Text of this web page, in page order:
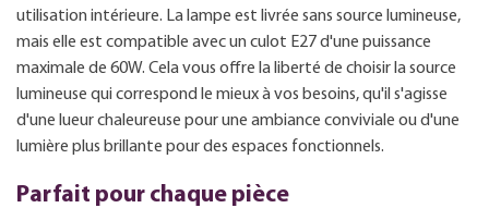
utilisation intérieure. La lampe est livrée sans source lumineuse,
mais elle est compatible avec un culot E27 d'une puissance
maximale de 60W. Cela vous offre la liberté de choisir la source
lumineuse qui correspond le mieux à vos besoins, qu'il s'agisse
d'une lueur chaleureuse pour une ambiance conviviale ou d'une
lumière plus brillante pour des espaces fonctionnels.
Parfait pour chaque pièce